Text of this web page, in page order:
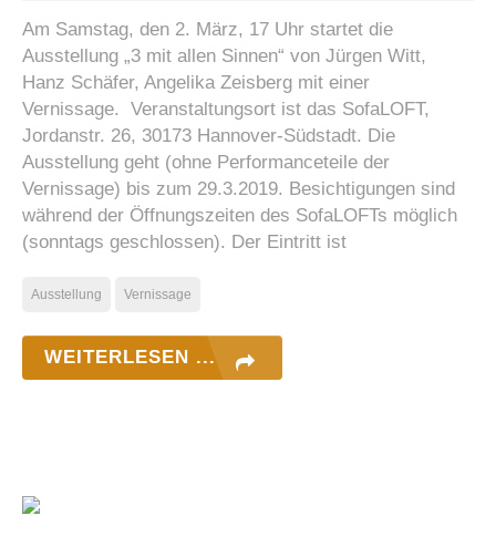
Am Samstag, den 2. März, 17 Uhr startet die
Ausstellung „3 mit allen Sinnen“ von Jürgen Witt,
Hanz Schäfer, Angelika Zeisberg mit einer
Vernissage. Veranstaltungsort ist das SofaLOFT,
Jordanstr. 26, 30173 Hannover-Südstadt. Die
Ausstellung geht (ohne Performanceteile der
Vernissage) bis zum 29.3.2019. Besichtigungen sind
während der Öffnungszeiten des SofaLOFTs möglich
(sonntags geschlossen). Der Eintritt ist
Ausstellung Vernissage
WEITERLESEN ...